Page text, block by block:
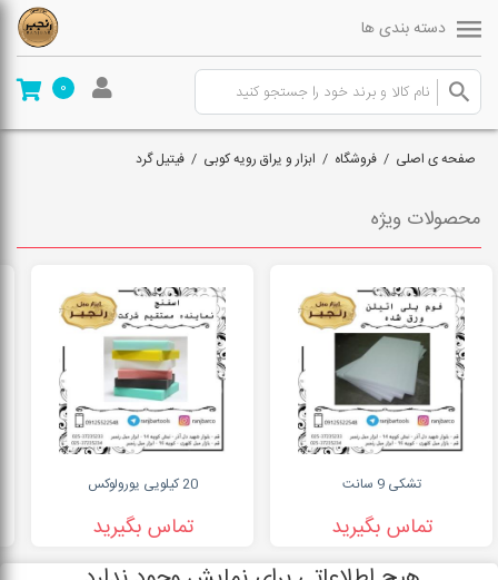
دسته بندی ها
0
صفحه ی اصلی / فروشگاه / ابزار و یراق رویه کوبی / فیتیل گرد
محصولات ویژه
تشکی 9 سانت
تماس بگیرید
20 کیلویی یورولوکس
تماس بگیرید